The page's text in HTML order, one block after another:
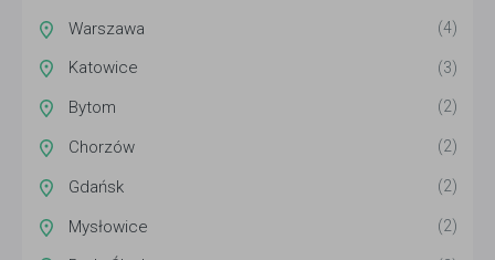
Warszawa (4)
Katowice (3)
Bytom (2)
Chorzów (2)
Gdańsk (2)
Mysłowice (2)